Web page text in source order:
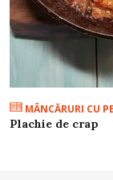
MÂNCĂRURI CU
Plachie de crap